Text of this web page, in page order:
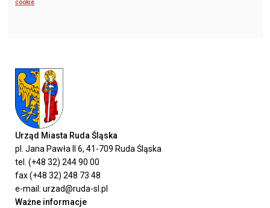
cookie.
Urząd Miasta Ruda Śląska
pl. Jana Pawła II 6, 41-709 Ruda Śląska
tel. (+48 32) 244 90 00
fax (+48 32) 248 73 48
e-mail: urzad@ruda-sl.pl
Ważne informacje